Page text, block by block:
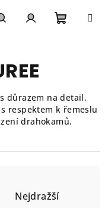
důrazem na detail,
respektem k řemeslu
drahokamů.
Nejdražší